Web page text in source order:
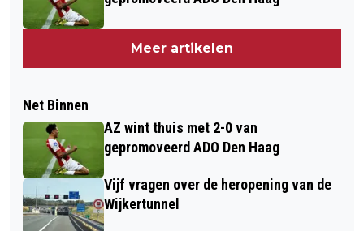
Meer artikelen
Net Binnen
AZ wint thuis met 2-0 van
gepromoveerd ADO Den Haag
Vijf vragen over de heropening van de
Wijkertunnel